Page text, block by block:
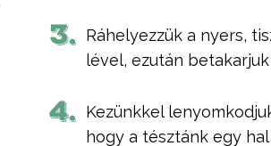
3. Ráhelyezzük a nyers,
lével, ezután
4. Kezünkkel
hogy a tésztánk egy